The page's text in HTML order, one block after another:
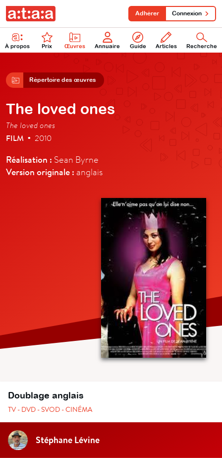
À propos Prix Œuvres Annuaire Guide Articles Recherche
Adhérer Connexion
Répertoire des œuvres
The loved ones
The loved ones
FILM • 2010
Réalisation : Sean Byrne
Version originale : anglais
Doublage anglais
TV - DVD - SVOD - CINÉMA
Stéphane Lévine